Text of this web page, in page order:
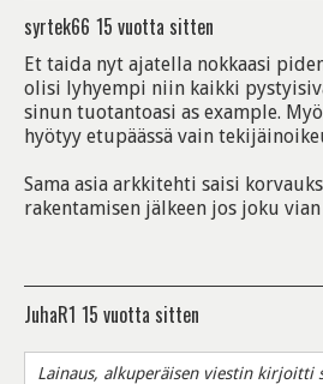
syrtek66 15 vuotta sitten
Et taida nyt ajatella nokkaasi
olisi lyhyempi niin kaikki
sinun tuotantoasi as example.
hyötyy etupäässä vain
Sama asia arkkitehti saisi
rakentamisen jälkeen jos joku
JuhaR1 15 vuotta sitten
Lainaus, alkuperäisen viestin kirjoitti